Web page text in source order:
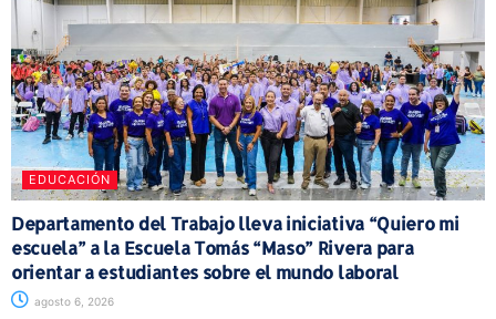
EDUCACIÓN
Departamento del Trabajo lleva iniciativa “Quiero mi
escuela” a la Escuela Tomás “Maso” Rivera para
orientar a estudiantes sobre el mundo laboral
agosto 6, 2026